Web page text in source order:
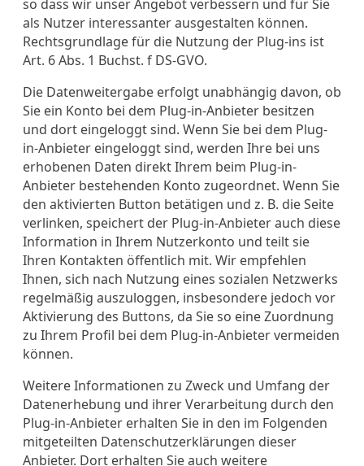
so dass wir unser Angebot verbessern und für Sie
als Nutzer interessanter ausgestalten können.
Rechtsgrundlage für die Nutzung der Plug-ins ist
Art. 6 Abs. 1 Buchst. f DS-GVO.
Die Datenweitergabe erfolgt unabhängig davon, ob
Sie ein Konto bei dem Plug-in-Anbieter besitzen
und dort eingeloggt sind. Wenn Sie bei dem Plug-
in-Anbieter eingeloggt sind, werden Ihre bei uns
erhobenen Daten direkt Ihrem beim Plug-in-
Anbieter bestehenden Konto zugeordnet. Wenn Sie
den aktivierten Button betätigen und z. B. die Seite
verlinken, speichert der Plug-in-Anbieter auch diese
Information in Ihrem Nutzerkonto und teilt sie
Ihren Kontakten öffentlich mit. Wir empfehlen
Ihnen, sich nach Nutzung eines sozialen Netzwerks
regelmäßig auszuloggen, insbesondere jedoch vor
Aktivierung des Buttons, da Sie so eine Zuordnung
zu Ihrem Profil bei dem Plug-in-Anbieter vermeiden
können.
Weitere Informationen zu Zweck und Umfang der
Datenerhebung und ihrer Verarbeitung durch den
Plug-in-Anbieter erhalten Sie in den im Folgenden
mitgeteilten Datenschutzerklärungen dieser
Anbieter. Dort erhalten Sie auch weitere